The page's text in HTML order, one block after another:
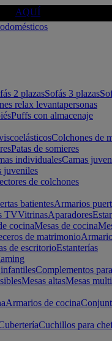
AQUÍ
2 plazasSofás 3 plazas
relax levantapersonas
Puffs con almacenaje
Colchones de
Patas de somieres
individualesCamas
juveniles
de colchones
batientesArmarios
TVVitrinasAparadores
cocinaMesas de cocina
de matrimonio
de escritorioEstanterías
Complementos
Mesas altasMesas
Armarios de cocina
Cuchillos para